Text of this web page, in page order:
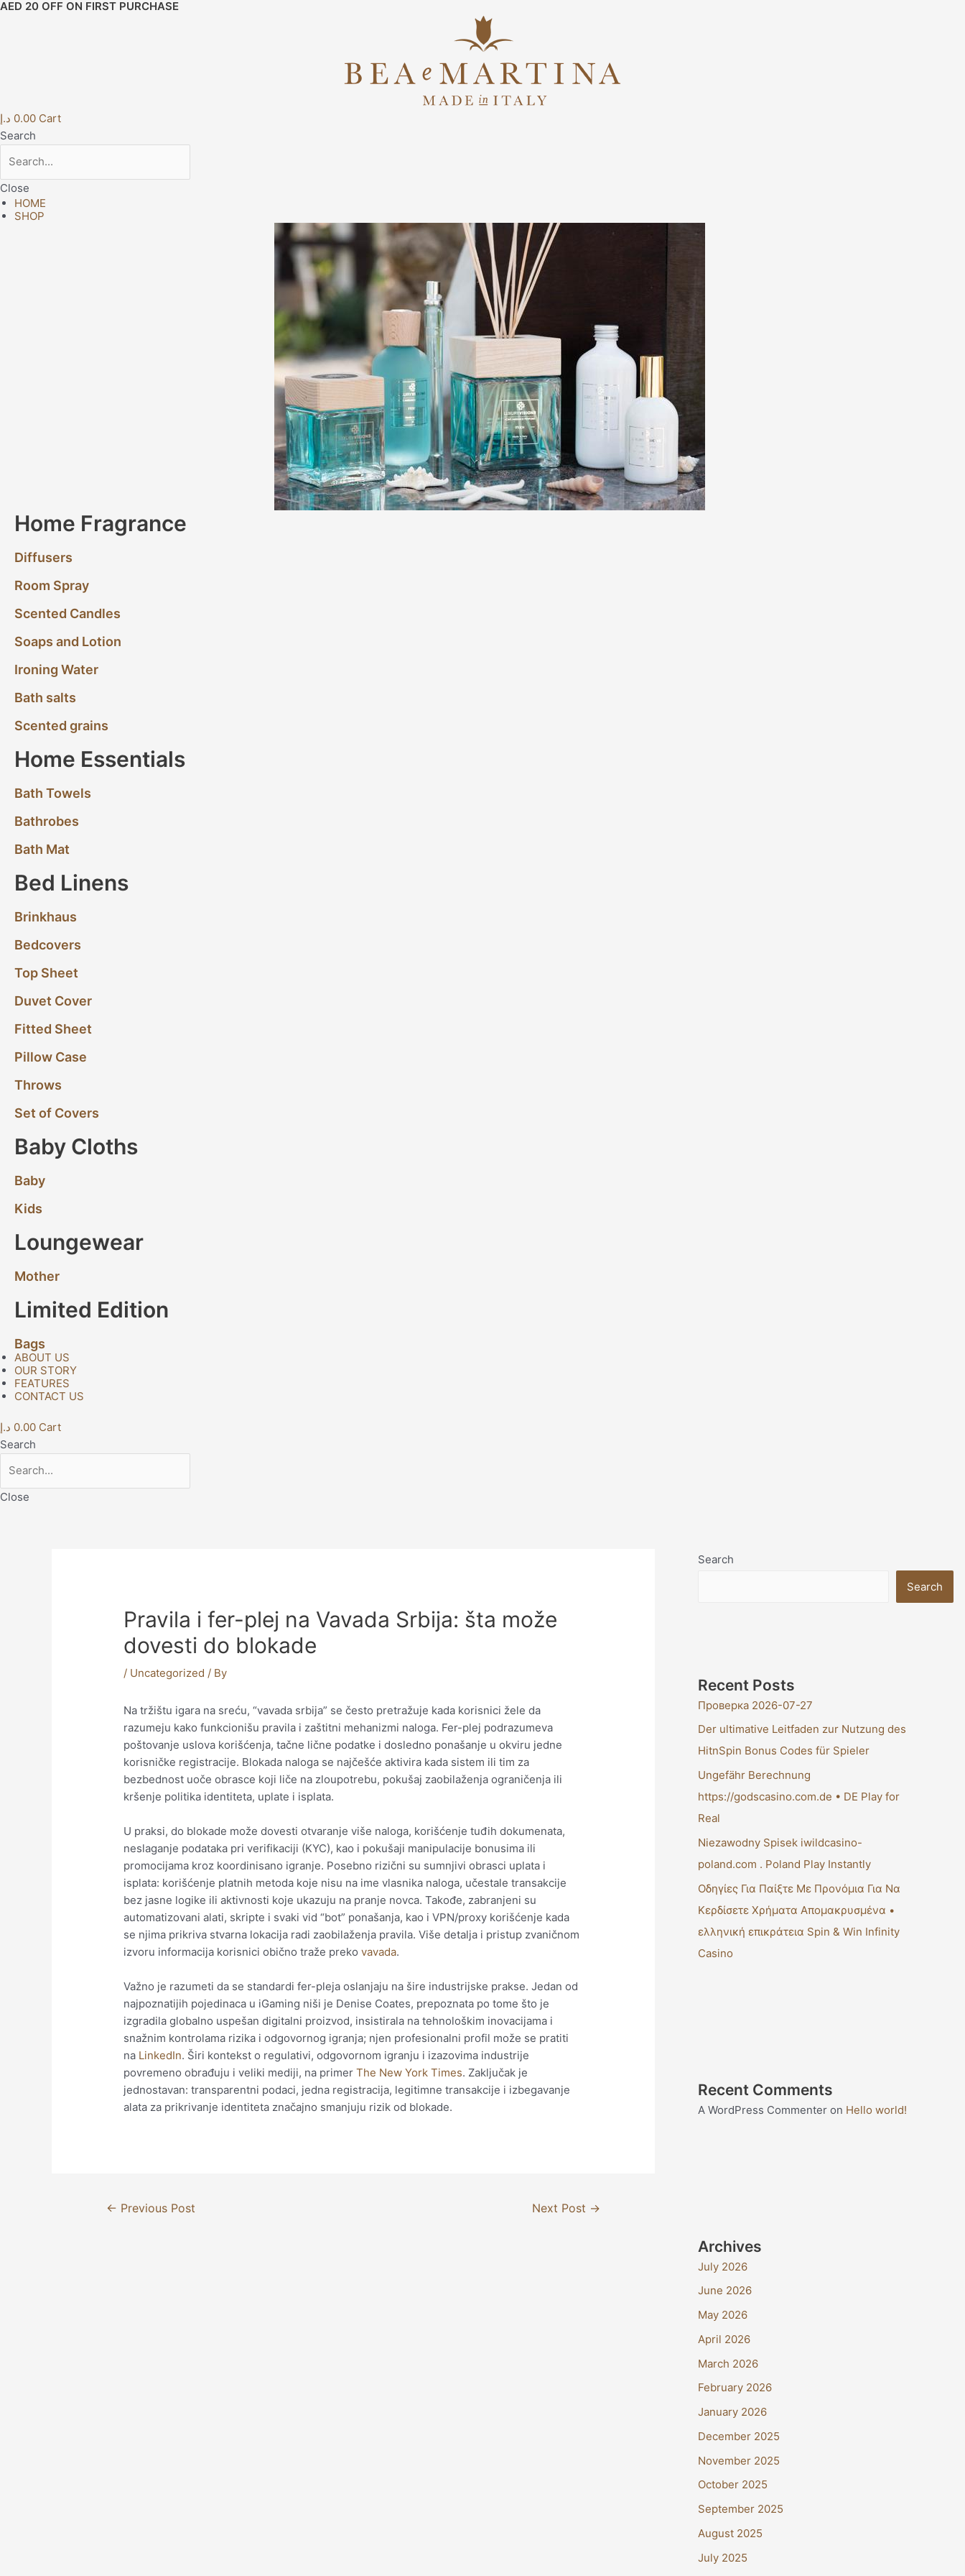
Skip
AED 20 OFF ON FIRST PURCHASE
0.00 د.إ
Cart
Search
Close
HOME
SHOP
Home Fragrance
Diffusers
Room Spray
Scented Candles
Soaps and Lotion
Ironing Water
Bath salts
Scented grains
Home Essentials
Bath Towels
Bathrobes
Bath Mat
Bed Linens
Brinkhaus
Bedcovers
Top Sheet
Duvet Cover
Fitted Sheet
Pillow Case
Throws
Set of Covers
Baby Cloths
Baby
Kids
Loungewear
Mother
Limited Edition
Bags
ABOUT US
OUR STORY
FEATURES
CONTACT US
0.00 د.إ
Cart
Search
Close
Pravila i fer-plej na Vavada Srbija: šta može
dovesti do blokade
/ Uncategorized / By
Na tržištu igara na sreću, “vavada srbija” se često pretražuje kada korisnici žele da
razumeju kako funkcionišu pravila i zaštitni mehanizmi naloga. Fer-plej podrazumeva
poštovanje uslova korišćenja, tačne lične podatke i dosledno ponašanje u okviru jedne
korisničke registracije. Blokada naloga se najčešće aktivira kada sistem ili tim za
bezbednost uoče obrasce koji liče na zloupotrebu, pokušaj zaobilaženja ograničenja ili
kršenje politika identiteta, uplate i isplata.
U praksi, do blokade može dovesti otvaranje više naloga, korišćenje tuđih dokumenata,
neslaganje podataka pri verifikaciji (KYC), kao i pokušaji manipulacije bonusima ili
promocijama kroz koordinisano igranje. Posebno rizični su sumnjivi obrasci uplata i
isplata: korišćenje platnih metoda koje nisu na ime vlasnika naloga, učestale transakcije
bez jasne logike ili aktivnosti koje ukazuju na pranje novca. Takođe, zabranjeni su
automatizovani alati, skripte i svaki vid “bot” ponašanja, kao i VPN/proxy korišćenje kada
se njima prikriva stvarna lokacija radi zaobilaženja pravila. Više detalja i pristup zvaničnom
izvoru informacija korisnici obično traže prekovavada.
Važno je razumeti da se standardi fer-pleja oslanjaju na šire industrijske prakse. Jedan od
najpoznatijih pojedinaca u iGaming niši je Denise Coates, prepoznata po tome što je
izgradila globalno uspešan digitalni proizvod, insistirala na tehnološkim inovacijama i
snažnim kontrolama rizika i odgovornog igranja; njen profesionalni profil može se pratiti
na LinkedIn. Širi kontekst o regulativi, odgovornom igranju i izazovima industrije
povremeno obrađuju i veliki mediji, na primerThe New York Times. Zaključak je
jednostavan: transparentni podaci, jedna registracija, legitimne transakcije i izbegavanje
alata za prikrivanje identiteta značajno smanjuju rizik od blokade.
Post
← Previous Post Next Post →
Search
Search
Recent Posts
Проверка 2026-07-27
Der ultimative Leitfaden zur Nutzung des
HitnSpin Bonus Codes für Spieler
Ungefähr Berechnung
https://godscasino.com.de • DE Play for
Real
Niezawodny Spisek iwildcasino-
poland.com . Poland Play Instantly
Οδηγίες Για Παίξτε Με Προνόμια Για Να
Κερδίσετε Χρήματα Απομακρυσμένα •
ελληνική επικράτεια Spin & Win Infinity
Casino
Recent Comments
A WordPress Commenter on Hello world!
Archives
July 2026
June 2026
May 2026
April 2026
March 2026
February 2026
January 2026
December 2025
November 2025
October 2025
September 2025
August 2025
July 2025